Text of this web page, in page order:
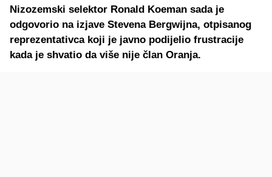
Nizozemski selektor Ronald Koeman sada je
odgovorio na izjave Stevena Bergwijna, otpisanog
reprezentativca koji je javno podijelio frustracije
kada je shvatio da više nije član Oranja.